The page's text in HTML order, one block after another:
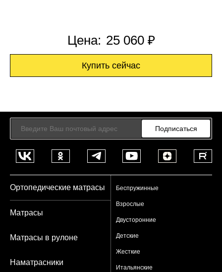
Цена: 25 060 ₽
Купить сейчас
Подписаться
Ортопедические матрасы Беспружинные
Взрослые
Двусторонние
Детские
Жесткие
Итальянские
Матрасы
Матрасы в рулоне
Наматрасники